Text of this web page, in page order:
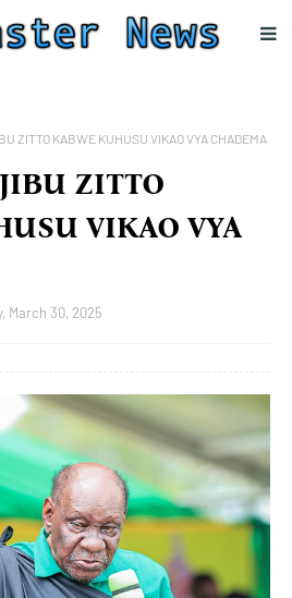
ZITTO KABWE KUHUSU VIKAO VYA CHADEMA
ZITTO
VIKAO VYA
March 30, 2025